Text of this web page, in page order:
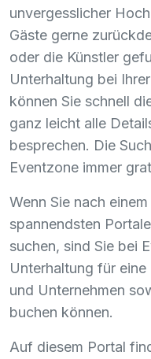
unvergesslicher
Gäste gerne
oder die Künstler
Unterhaltung bei
können Sie schnell
ganz leicht alle
besprechen. Die
Eventzone immer
Wenn Sie nach
spannendsten
suchen, sind Sie bei
Unterhaltung für
und Unternehmen
buchen können.
Auf diesem Portal